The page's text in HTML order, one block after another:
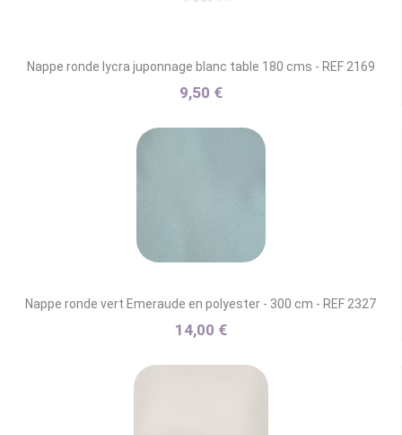
Nappe ronde lycra juponnage blanc table 180 cms - REF 2169
9,50 €
Nappe ronde vert Emeraude en polyester - 300 cm - REF 2327
14,00 €